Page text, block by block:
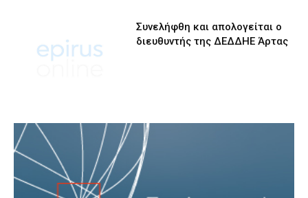
Συνελήφθη και απολογείται ο
διευθυντής της ΔΕΔΔΗΕ Άρτας